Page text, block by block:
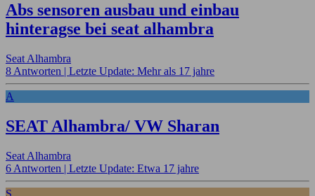
Abs sensoren ausbau und einbau
hinteragse bei seat alhambra
Seat Alhambra
8 Antworten | Letzte Update: Mehr als 17 jahre
A
SEAT Alhambra/ VW Sharan
Seat Alhambra
6 Antworten | Letzte Update: Etwa 17 jahre